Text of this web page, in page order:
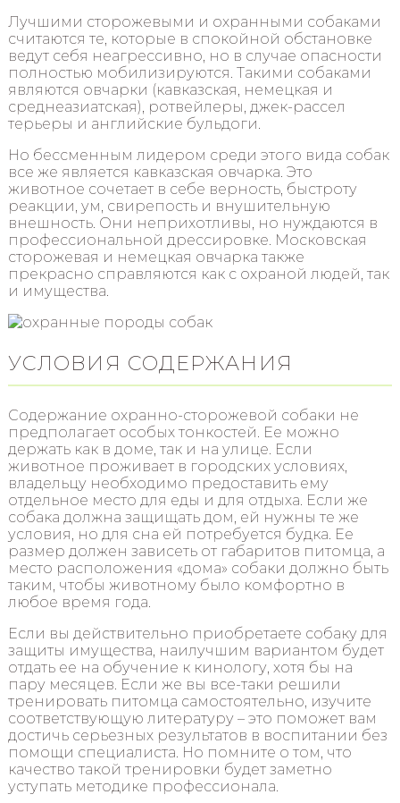
Лучшими сторожевыми и охранными собаками
считаются те, которые в спокойной обстановке
ведут себя неагрессивно, но в случае опасности
полностью мобилизируются. Такими собаками
являются овчарки (кавказская, немецкая и
среднеазиатская), ротвейлеры, джек-рассел
терьеры и английские бульдоги.
Но бессменным лидером среди этого вида собак
все же является кавказская овчарка. Это
животное сочетает в себе верность, быстроту
реакции, ум, свирепость и внушительную
внешность. Они неприхотливы, но нуждаются в
профессиональной дрессировке. Московская
сторожевая и немецкая овчарка также
прекрасно справляются как с охраной людей, так
и имущества.
УСЛОВИЯ СОДЕРЖАНИЯ
Содержание охранно-сторожевой собаки не
предполагает особых тонкостей. Ее можно
держать как в доме, так и на улице. Если
животное проживает в городских условиях,
владельцу необходимо предоставить ему
отдельное место для еды и для отдыха. Если же
собака должна защищать дом, ей нужны те же
условия, но для сна ей потребуется будка. Ее
размер должен зависеть от габаритов питомца, а
место расположения «дома» собаки должно быть
таким, чтобы животному было комфортно в
любое время года.
Если вы действительно приобретаете собаку для
защиты имущества, наилучшим вариантом будет
отдать ее на обучение к кинологу, хотя бы на
пару месяцев. Если же вы все-таки решили
тренировать питомца самостоятельно, изучите
соответствующую литературу – это поможет вам
достичь серьезных результатов в воспитании без
помощи специалиста. Но помните о том, что
качество такой тренировки будет заметно
уступать методике профессионала.